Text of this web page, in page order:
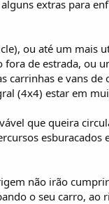
extras para
ou até um mais
de estrada, ou
carrinhas e vans
(4x4) estar em
que queira
não irão
o seu carro,